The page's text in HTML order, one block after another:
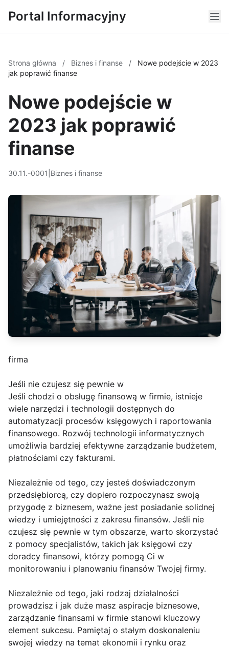
Portal Informacyjny
Strona główna / Biznes i finanse /
Nowe podejście w 2023
jak poprawić finanse
Nowe podejście w
2023 jak poprawić
finanse
30.11.-0001 Biznes i finanse
firma
Jeśli nie czujesz się pewnie w
Jeśli chodzi o obsługę finansową w firmie, istnieje
wiele narzędzi i technologii dostępnych do
automatyzacji procesów księgowych i raportowania
finansowego. Rozwój technologii informatycznych
umożliwia bardziej efektywne zarządzanie budżetem,
płatnościami czy fakturami.
Niezależnie od tego, czy jesteś doświadczonym
przedsiębiorcą, czy dopiero rozpoczynasz swoją
przygodę z biznesem, ważne jest posiadanie solidnej
wiedzy i umiejętności z zakresu finansów. Jeśli nie
czujesz się pewnie w tym obszarze, warto skorzystać
z pomocy specjalistów, takich jak księgowi czy
doradcy finansowi, którzy pomogą Ci w
monitorowaniu i planowaniu finansów Twojej firmy.
Niezależnie od tego, jaki rodzaj działalności
prowadzisz i jak duże masz aspiracje biznesowe,
zarządzanie finansami w firmie stanowi kluczowy
element sukcesu. Pamiętaj o stałym doskonaleniu
swojej wiedzy na temat ekonomii i rynku oraz